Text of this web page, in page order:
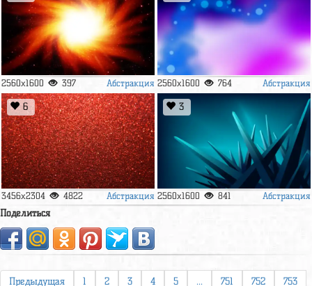
2560x1600 397 Абстракция 2560x1600 764 Абстракция
6
3456x2304 4822 Абстракция
3
2560x1600 841 Абстракция
Поделиться
Предыдущая 1 2 3 4 5 ... 751 752 753